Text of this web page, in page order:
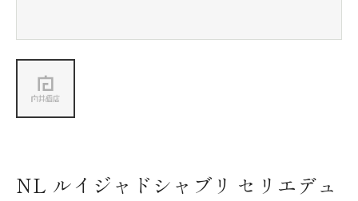
NL ルイジャドシャブリ セリエデュ